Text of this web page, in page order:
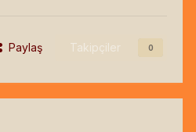
Paylaş Takipçiler 0